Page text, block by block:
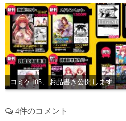
コミケ105、お品書き公開します
4件のコメント